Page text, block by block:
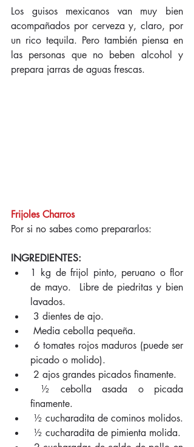
Los guisos mexicanos van muy bien
acompañados por cerveza y, claro, por
un rico tequila. Pero también piensa en
las personas que no beben alcohol y
prepara jarras de aguas frescas.
Frijoles Charros
Por si no sabes como prepararlos:
INGREDIENTES:
1 kg de frijol pinto, peruano o flor
de mayo.  Libre de piedritas y bien
lavados.
3 dientes de ajo.
Media cebolla pequeña.
picado o molido).
2 ajos grandes picados finamente.
finamente.